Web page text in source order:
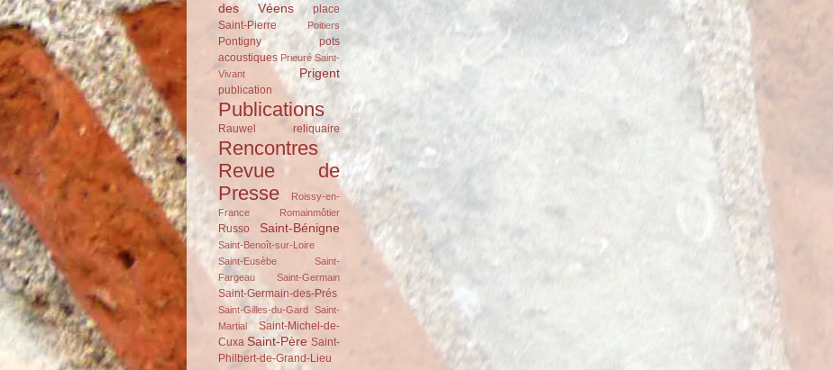
des Véens
place
Saint-Pierre
Poitiers
Pontigny
pots
acoustiques Prieuré Saint-
Vivant
Prigent
publication
Publications
Rauwel reliquaire
Rencontres
Revue de
Presse
Roissy-en-
France
Romainmôtier
Russo Saint-Bénigne
Saint-Benoît-sur-Loire
Saint-Eusèbe
Saint-
Fargeau
Saint-Germain
Saint-Germain-des-Prés
Saint-Gilles-du-Gard Saint-
Martial
Saint-Michel-de-
Cuxa Saint-Père Saint-
Philbert-de-Grand-Lieu